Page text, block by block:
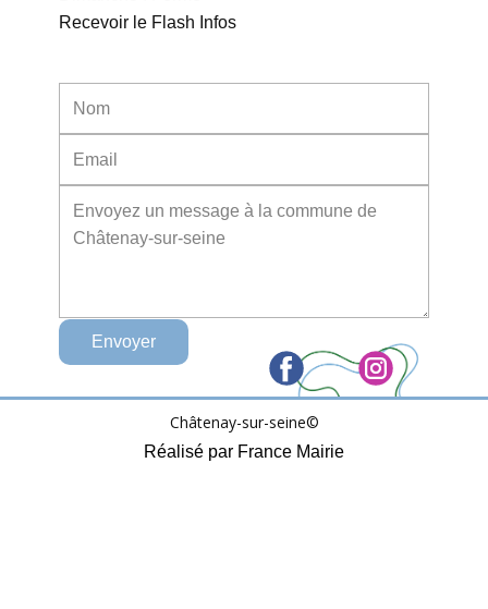
Envoyer
Recevoir le Flash Infos
Châtenay-sur-seine©
Réalisé par France Mairie